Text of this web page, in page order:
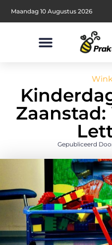
Maandag 10 Augustus 2026
Gepubliceerd